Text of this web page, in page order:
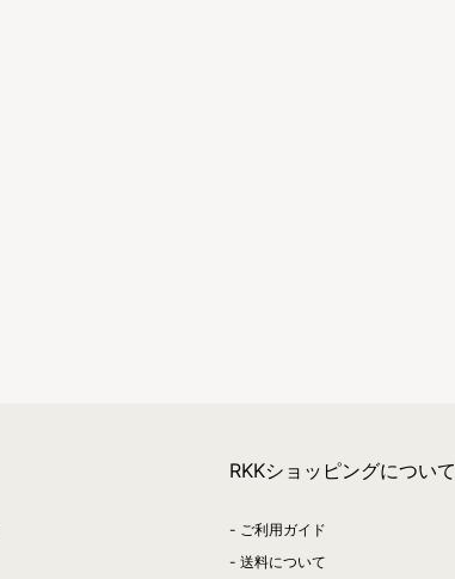
RKKショッピングについて
ご利用ガイド
送料について